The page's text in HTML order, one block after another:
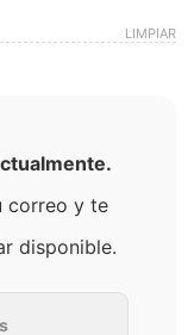
LIMPIAR
correo y te
disponible.